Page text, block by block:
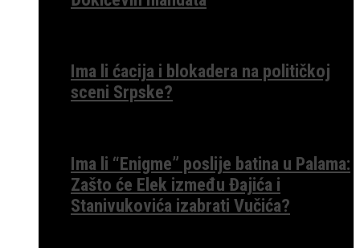
Ima li ćacija i blokadera na političkoj
sceni Srpske?
Ima li “Enigme” poslije batina u Palama:
Zašto će Elek između Đajića i
Stanivukovića izabrati Vučića?